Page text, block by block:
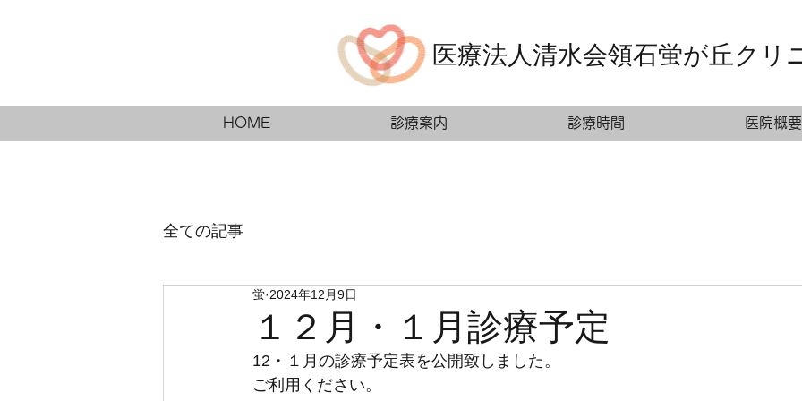
医療法人清水会領石蛍が丘クリ
HOME 診療案内 診療時間 医院概要
全ての記事
１２月・１月診療予定
蛍 2024年12月9日
12・１月の診療予定表を公開致しました。
ご利用ください。